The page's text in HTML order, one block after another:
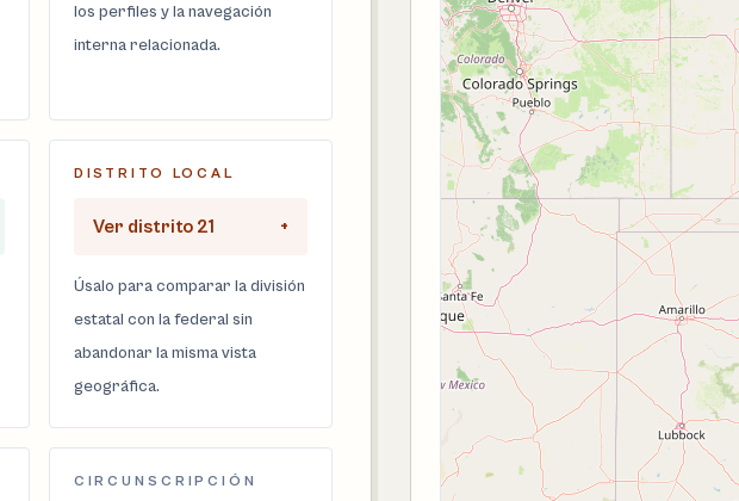
los perfiles y la navegación
interna relacionada.
DISTRITO LOCAL
Ver distrito 21 +
Úsalo para comparar la división
estatal con la federal sin
abandonar la misma vista
geográfica.
CIRCUNSCRIPCIÓN